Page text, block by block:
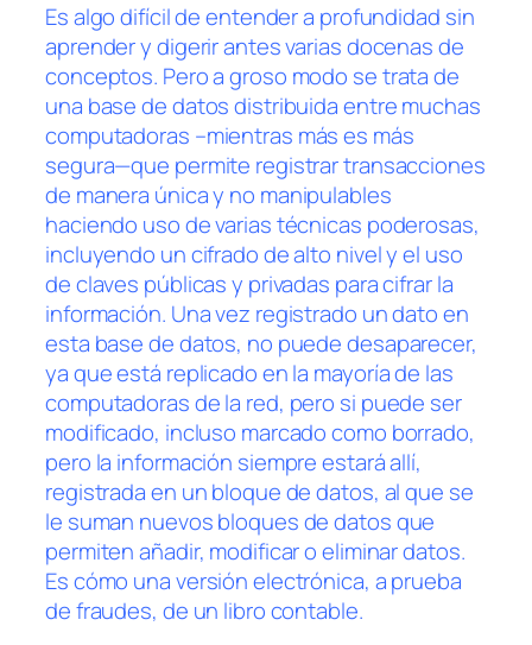
Es algo difícil de entender a profundidad sin
aprender y digerir antes varias docenas de
conceptos. Pero a groso modo se trata de
una base de datos distribuida entre muchas
computadoras –mientras más es más
segura—que permite registrar transacciones
de manera única y no manipulables
haciendo uso de varias técnicas poderosas,
incluyendo un cifrado de alto nivel y el uso
de claves públicas y privadas para cifrar la
información. Una vez registrado un dato en
esta base de datos, no puede desaparecer,
ya que está replicado en la mayoría de las
computadoras de la red, pero si puede ser
modificado, incluso marcado como borrado,
pero la información siempre estará allí,
registrada en un bloque de datos, al que se
le suman nuevos bloques de datos que
permiten añadir, modificar o eliminar datos.
Es cómo una versión electrónica, a prueba
de fraudes, de un libro contable.